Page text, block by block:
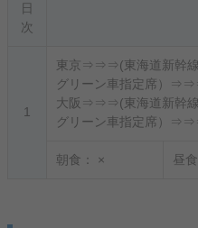
日
次
1
東京⇒⇒⇒(東海道新幹線
グリーン車指定席）
大阪⇒⇒⇒(東海道新幹線
グリーン車指定席）
朝食： × 昼食